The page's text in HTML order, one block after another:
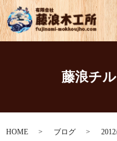
藤浪チ
HOME ブログ